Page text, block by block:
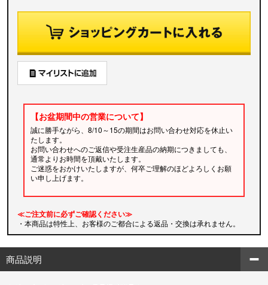
【お盆期間中の営業について】
誠に勝手ながら、8/10～15の期間はお問い合わせ対応を休止い
たします。
お問い合わせへのご返信や受注生産品の納期につきましても、
通常よりお時間を頂戴いたします。
ご迷惑をおかけいたしますが、何卒ご理解のほどよろしくお願
い申し上げます。
≪ご注文前に必ずご確認ください≫
・本商品は特性上、お客様のご都合による返品・交換は承れません。
商品説明